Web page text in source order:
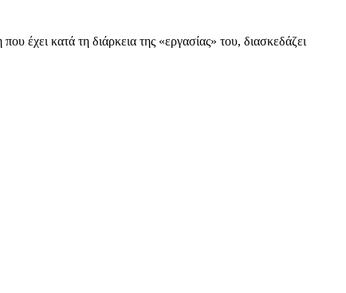
έχει κατά τη διάρκεια της «εργασίας» του, διασκεδάζει